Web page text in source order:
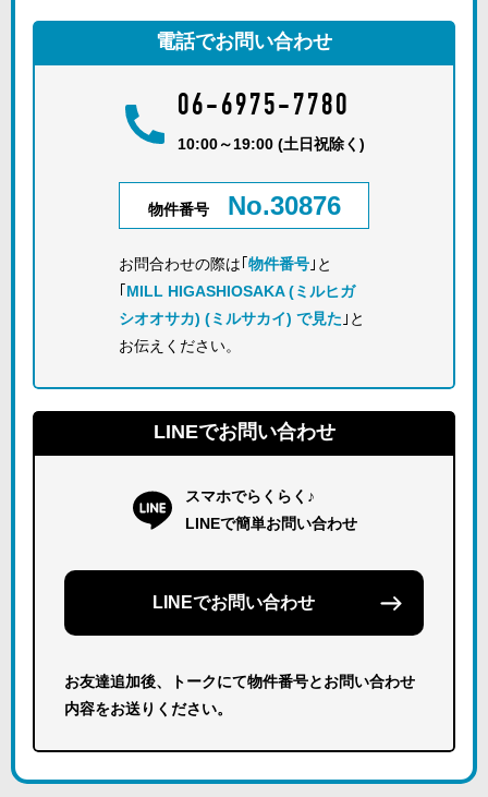
電話でお問い合わせ
06-6975-7780
10:00～19:00 (土日祝除く)
物件番号 No.30876
お問合わせの際は｢ 物件番号 ｣と
MILL HIGASHIOSAKA (ミルヒガ
シオオサカ) (ミルサカイ) で見た ｣と
お伝えください。
LINEでお問い合わせ
スマホでらくらく♪
LINEで簡単お問い合わせ
LINEでお問い合わせ
お友達追加後、トークにて物件番号とお問い合わせ
内容をお送りください。